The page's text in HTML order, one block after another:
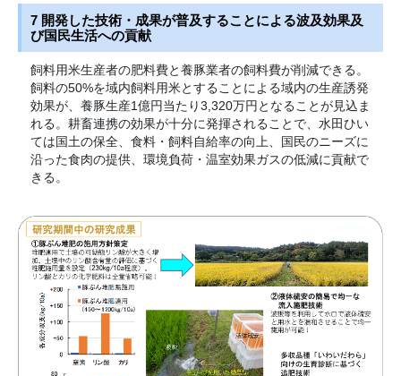
7 開発した技術・成果が普及することによる波及効果及
び国民生活への貢献
飼料用米生産者の肥料費と養豚業者の飼料費が削減できる。
飼料の50%を域内飼料用米とすることによる域内の生産誘発
効果が、養豚生産1億円当たり3,320万円となることが見込ま
れる。耕畜連携の効果が十分に発揮されることで、水田ひい
ては国土の保全、食料・飼料自給率の向上、国民のニーズに
沿った食肉の提供、環境負荷・温室効果ガスの低減に貢献で
きる。